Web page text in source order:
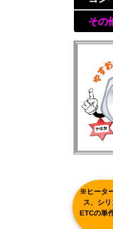
その
※ヒータ
ス、シ
ETCの単